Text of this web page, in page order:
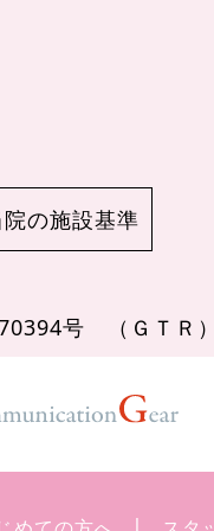
院の施設基準
号 （ＧＴ